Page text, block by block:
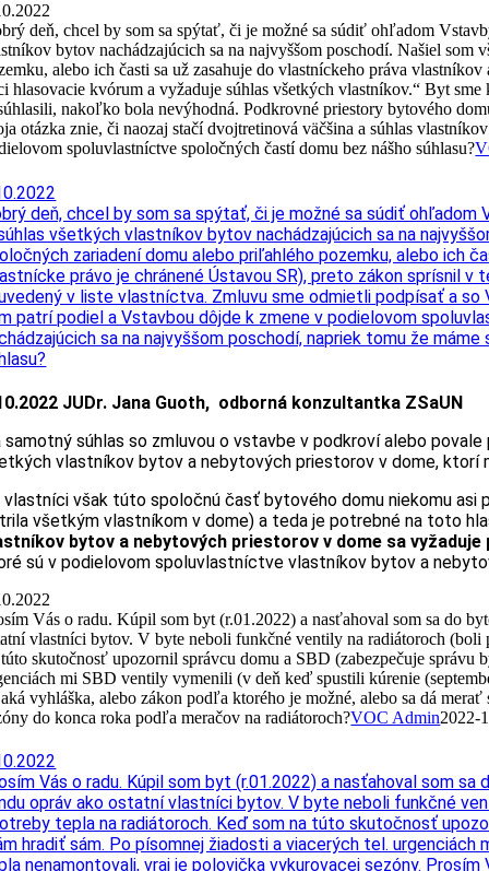
deň, chcel by som sa spýtať, či je možné sa súdiť ohľadom
bytov nachádzajúcich sa na najvyššom poschodí. Našiel
alebo ich časti sa už zasahuje do vlastníckeho práva
hlasovacie kvórum a vyžaduje súhlas všetkých vlastníkov.“ Byt
nakoľko bola nevýhodná. Podkrovné priestory bytového
otázka znie, či naozaj stačí dvojtretinová väčšina a súhlas
spoluvlastníctve spoločných častí domu bez nášho súhlasu?
deň, chcel by som sa spýtať, či je možné sa súdiť ohľadom
všetkých vlastníkov bytov nachádzajúcich sa na
zariadení domu alebo priľahlého pozemku, alebo ich
právo je chránené Ústavou SR), preto zákon sprísnil
v liste vlastníctva. Zmluvu sme odmietli podpísať a
patrí podiel a Vstavbou dôjde k zmene v podielovom
sa na najvyššom poschodí, napriek tomu že
JUDr. Jana Guoth, odborná konzultantka ZSaUN
samotný súhlas so zmluvou o vstavbe v podkroví alebo
vlastníkov bytov a nebytových priestorov v dome, ktorí
vlastníci však túto spoločnú časť bytového domu niekomu asi
všetkým vlastníkom v dome) a teda je potrebné na toto
bytov a nebytových priestorov v dome sa
sú v podielovom spoluvlastníctve vlastníkov bytov a
Vás o radu. Kúpil som byt (r.01.2022) a nasťahoval som sa do
vlastníci bytov. V byte neboli funkčné ventily na radiátoroch
skutočnosť upozornil správcu domu a SBD (zabezpečuje
mi SBD ventily vymenili (v deň keď spustili kúrenie
vyhláška, alebo zákon podľa ktorého je možné, alebo sa dá
do konca roka podľa meračov na radiátoroch?VOC Admin2022-
Vás o radu. Kúpil som byt (r.01.2022) a nasťahoval som
opráv ako ostatní vlastníci bytov. V byte neboli funkčné
tepla na radiátoroch. Keď som na túto skutočnosť
hradiť sám. Po písomnej žiadosti a viacerých tel.
nenamontovali, vraj je polovička vykurovacej sezóny.